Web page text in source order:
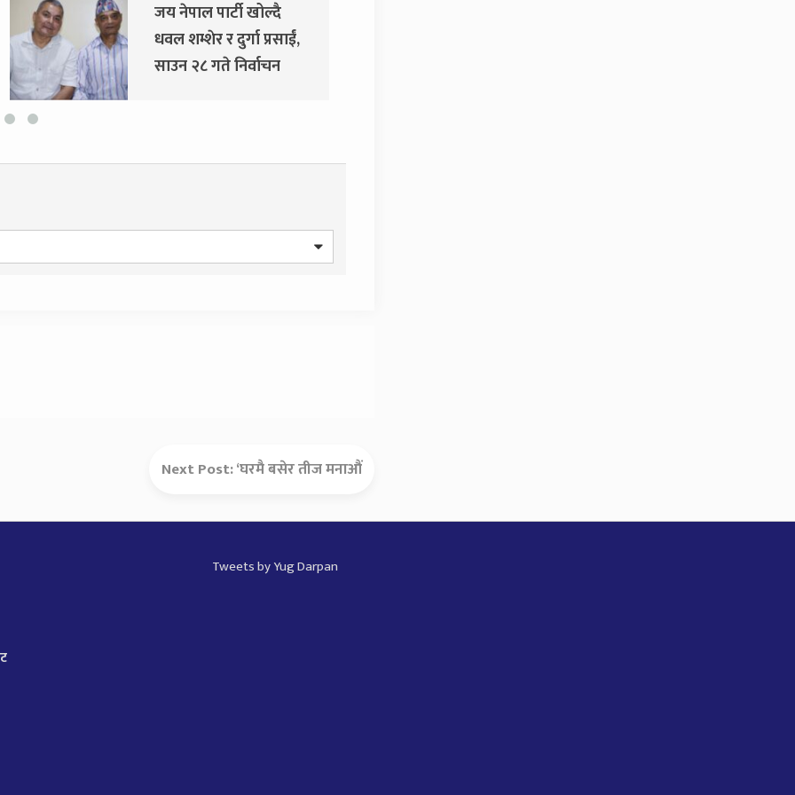
दुर्गा प्रसाईंलाई रिहा गर्न
अदालतको आदेश
Next Post:‘घरमै बसेर तीज मनाऔं
Tweets by Yug Darpan